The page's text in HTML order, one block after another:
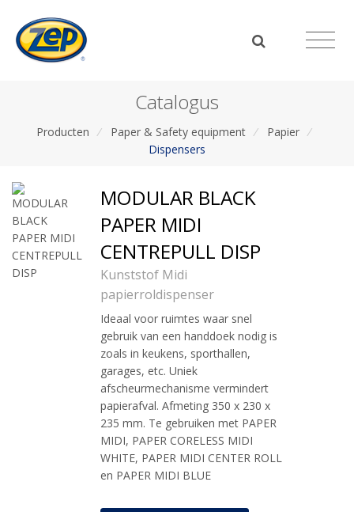
Catalogus
Producten / Paper & Safety equipment / Papier /
Dispensers
MODULAR BLACK
PAPER MIDI
CENTREPULL DISP
Kunststof Midi
papierroldispenser
Ideaal voor ruimtes waar snel
gebruik van een handdoek nodig is
zoals in keukens, sporthallen,
garages, etc. Uniek
afscheurmechanisme vermindert
papierafval. Afmeting 350 x 230 x
235 mm. Te gebruiken met PAPER
MIDI, PAPER CORELESS MIDI
WHITE, PAPER MIDI CENTER ROLL
en PAPER MIDI BLUE